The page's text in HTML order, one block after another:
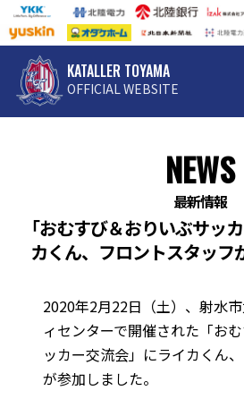
KATALLER TOYAMA
OFFICIAL WEBSITE
NEWS
最新情報
「おむすび＆おりいぶサッ
カくん、フロントスタッフ
2020年2月22日（土）、射水
ィセンターで開催された「お
ッカー交流会」にライカくん
が参加しました。